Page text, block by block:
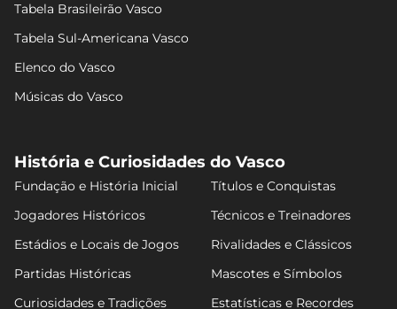
Tabela Brasileirão Vasco
Tabela Sul-Americana Vasco
Elenco do Vasco
Músicas do Vasco
História e Curiosidades do Vasco
Fundação e História Inicial
Títulos e Conquistas
Jogadores Históricos
Técnicos e Treinadores
Estádios e Locais de Jogos
Rivalidades e Clássicos
Partidas Históricas
Mascotes e Símbolos
Curiosidades e Tradições
Estatísticas e Recordes